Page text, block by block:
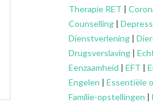
Therapie RET |
Counselling |
Dienstverlening |
Drugsverslaving |
Eenzaamheid | EFT |
Engelen | Essentiële
Familie-opstellingen |